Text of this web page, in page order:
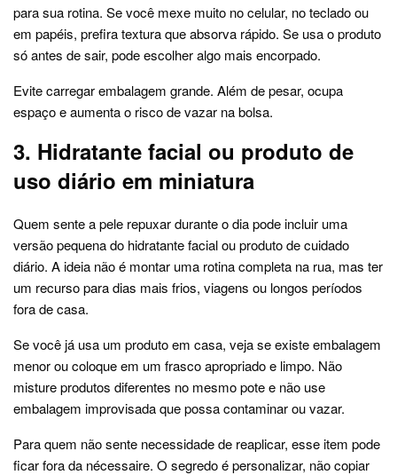
para sua rotina. Se você mexe muito no celular, no teclado ou
em papéis, prefira textura que absorva rápido. Se usa o produto
só antes de sair, pode escolher algo mais encorpado.
Evite carregar embalagem grande. Além de pesar, ocupa
espaço e aumenta o risco de vazar na bolsa.
3. Hidratante facial ou produto de
uso diário em miniatura
Quem sente a pele repuxar durante o dia pode incluir uma
versão pequena do hidratante facial ou produto de cuidado
diário. A ideia não é montar uma rotina completa na rua, mas ter
um recurso para dias mais frios, viagens ou longos períodos
fora de casa.
Se você já usa um produto em casa, veja se existe embalagem
menor ou coloque em um frasco apropriado e limpo. Não
misture produtos diferentes no mesmo pote e não use
embalagem improvisada que possa contaminar ou vazar.
Para quem não sente necessidade de reaplicar, esse item pode
ficar fora da nécessaire. O segredo é personalizar, não copiar